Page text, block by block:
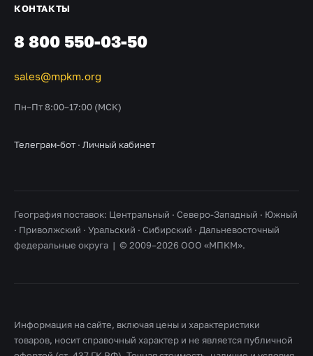
КОНТАКТЫ
8 800 550-03-50
sales@mpkm.org
Пн–Пт 8:00–17:00 (МСК)
Телеграм-бот · Личный кабинет
География поставок: Центральный · Северо-Западный · Южный
· Приволжский · Уральский · Сибирский · Дальневосточный
федеральные округа | © 2009–2026 ООО «МПКМ».
Информация на сайте, включая цены и характеристики
товаров, носит справочный характер и не является публичной